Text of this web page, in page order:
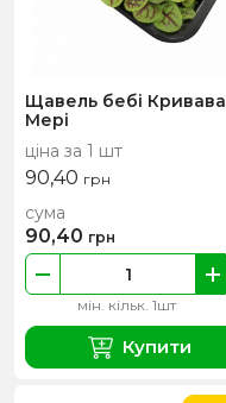
Щавель бебі Кривава
Мері
ціна за 1 шт
90,40 грн
мін. кільк. 1шт
сума
90,40 грн
Купити